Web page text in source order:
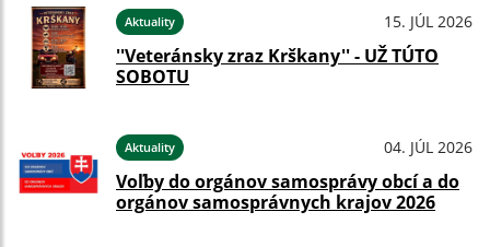
Aktuality 15. JÚL 2026
''Veteránsky zraz Krškany'' - UŽ TÚTO
SOBOTU
Aktuality 04. JÚL 2026
Voľby do orgánov samosprávy obcí a do
orgánov samosprávnych krajov 2026